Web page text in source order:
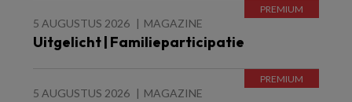
5 AUGUSTUS 2026 MAGAZINE
Uitgelicht | Familieparticipatie
5 AUGUSTUS 2026 MAGAZINE